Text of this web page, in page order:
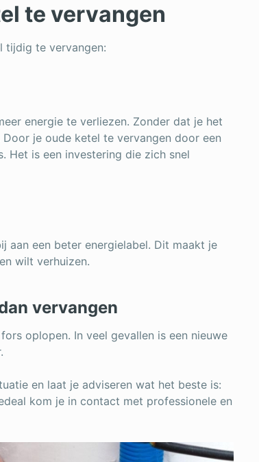
te vervangen
tijdig te vervangen:
energie te verliezen. Zonder dat je het
je oude ketel te vervangen door een
Het is een investering die zich snel
aan een beter energielabel. Dit maakt je
wilt verhuizen.
vervangen
oplopen. In veel gevallen is een nieuwe
en laat je adviseren wat het beste is:
kom je in contact met professionele en